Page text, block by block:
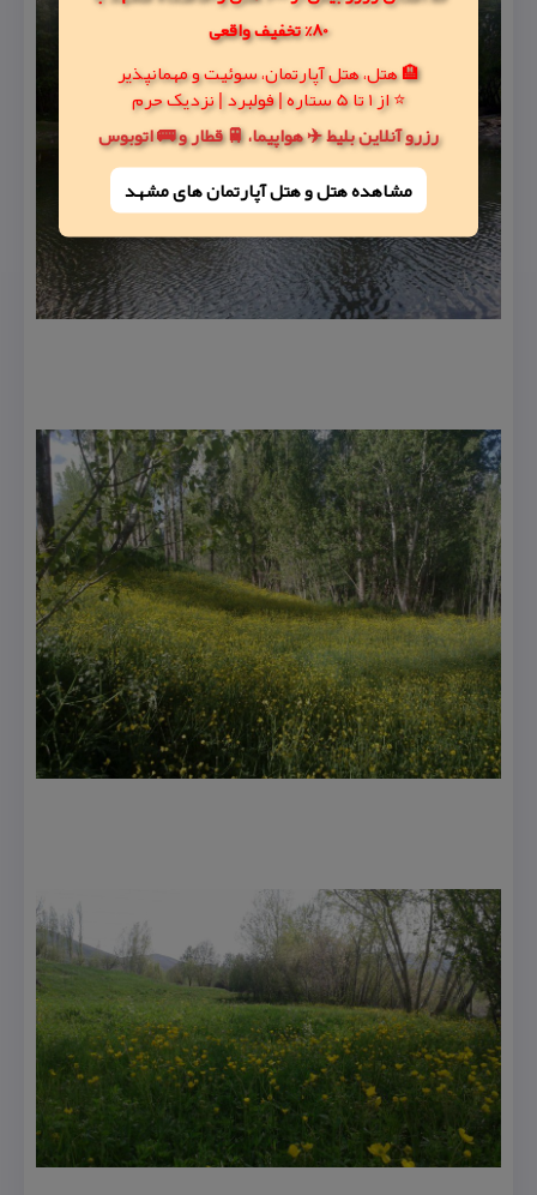
80% تخفیف واقعی
🏨 هتل، هتل آپارتمان، سوئیت و مهمانپذیر
⭐ از 1 تا 5 ستاره | فولبرد | نزدیک حرم
رزرو آنلاین بلیط ✈️ هواپیما، 🚆 قطار و 🚌 اتوبوس
مشاهده هتل و هتل‌ آپارتمان های مشهد